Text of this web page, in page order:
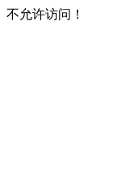
不允许访问！